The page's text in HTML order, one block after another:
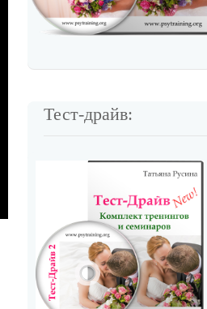
Тест-драйв: